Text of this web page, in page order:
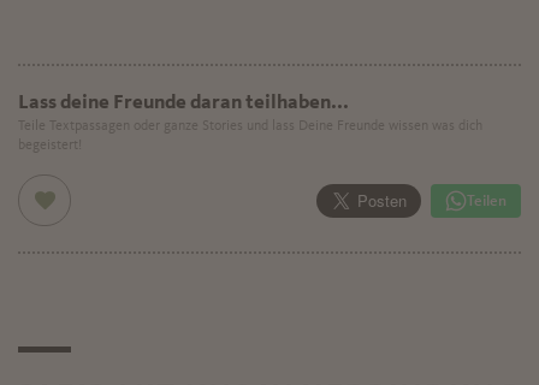
Lass deine Freunde daran teilhaben...
Teile Textpassagen oder ganze Stories und lass Deine Freunde wissen was dich
begeistert!
Teilen